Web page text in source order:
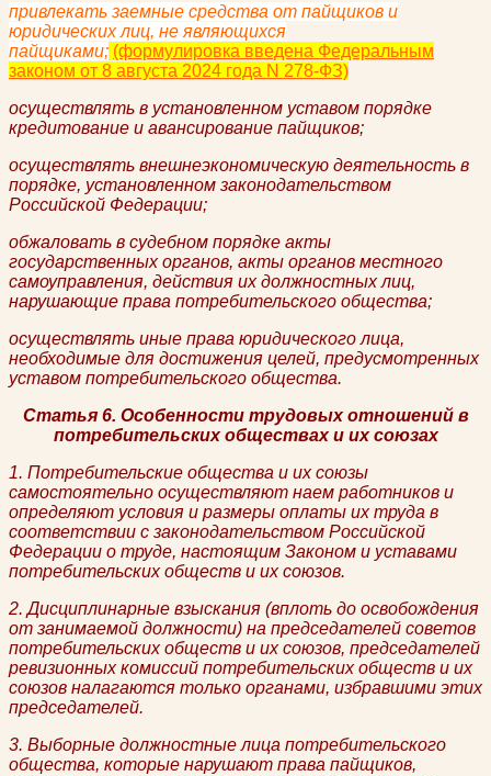
привлекать заемные средства от пайщиков и
юридических лиц, не являющихся
пайщиками; (формулировка введена Федеральным
законом от 8 августа 2024 года N 278-ФЗ)
осуществлять в установленном уставом порядке
кредитование и авансирование пайщиков;
осуществлять внешнеэкономическую деятельность в
порядке, установленном законодательством
Российской Федерации;
обжаловать в судебном порядке акты
государственных органов, акты органов местного
самоуправления, действия их должностных лиц,
нарушающие права потребительского общества;
осуществлять иные права юридического лица,
необходимые для достижения целей, предусмотренных
уставом потребительского общества.
Статья 6. Особенности трудовых отношений в
потребительских обществах и их союзах
1. Потребительские общества и их союзы
самостоятельно осуществляют наем работников и
определяют условия и размеры оплаты их труда в
соответствии с законодательством Российской
Федерации о труде, настоящим Законом и уставами
потребительских обществ и их союзов.
2. Дисциплинарные взыскания (вплоть до освобождения
от занимаемой должности) на председателей советов
потребительских обществ и их союзов, председателей
ревизионных комиссий потребительских обществ и их
союзов налагаются только органами, избравшими этих
председателей.
3. Выборные должностные лица потребительского
общества, которые нарушают права пайщиков,